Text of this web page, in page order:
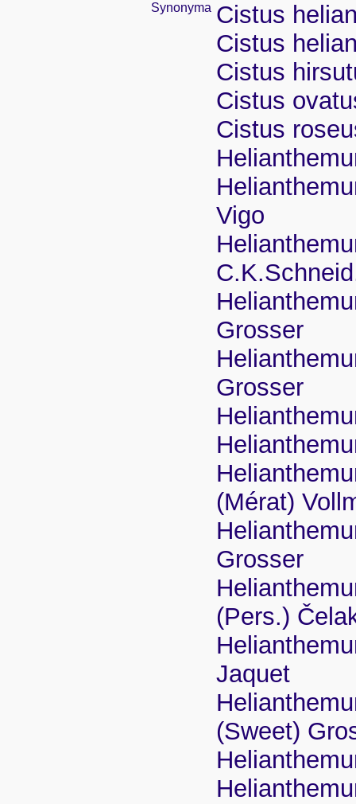
Synonyma Cistus
Cistus
Cistus
Cistus
Cistus
Vigo
Grosser
Grosser
(Mérat)
Grosser
(Pers.)
Jaquet
(Sweet)